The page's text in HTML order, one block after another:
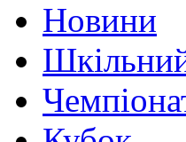
Новини